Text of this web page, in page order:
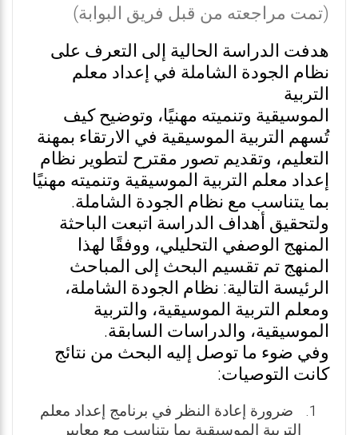
(تمت مراجعته من قبل فريق البوابة)
هدفت الدراسة الحالية إلى التعرف على
نظام الجودة الشاملة في إعداد معلم
التربية
الموسيقية وتنميته مهنيًا، وتوضيح كيف
تُسهم التربية الموسيقية في الارتقاء بمهنة
التعليم، وتقديم تصور مقترح لتطوير نظام
إعداد معلم التربية الموسيقية وتنميته مهنيًا
بما يتناسب مع نظام الجودة الشاملة.
ولتحقيق أهداف الدراسة اتبعت الباحثة
المنهج الوصفي التحليلي، ووفقًا لهذا
المنهج تم تقسيم البحث إلى المباحث
الرئيسة التالية: نظام الجودة الشاملة،
ومعلم التربية الموسيقية، والتربية
الموسيقية، والدراسات السابقة.
وفي ضوء ما توصل إليه البحث من نتائج
كانت التوصيات:
ضرورة إعادة النظر في برنامج إعداد معلم